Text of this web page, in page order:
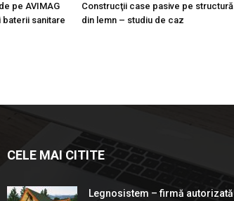
pe AVIMAG
baterii sanitare
Construcţii case pasive pe structură
din lemn – studiu de caz
CELE MAI CITITE
Legnosistem – firmă autorizată